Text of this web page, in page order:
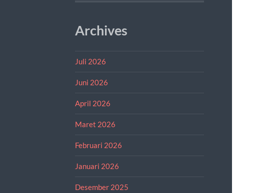
Archives
Juli 2026
Juni 2026
April 2026
Maret 2026
Februari 2026
Januari 2026
Desember 2025